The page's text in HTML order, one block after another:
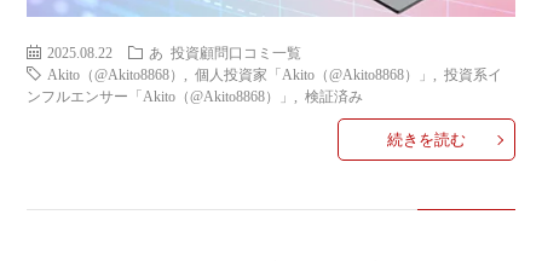
2025.08.22 あ
投資顧問口コミ一覧
Akito（@Akito8868）
,個人投資家「Akito（@Akito8868）」 ,投資系イ
ンフルエンサー「Akito（@Akito8868）」
,検証済み
続きを読む